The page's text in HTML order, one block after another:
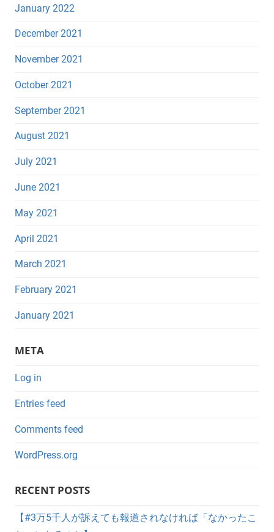
January 2022
December 2021
November 2021
October 2021
September 2021
August 2021
July 2021
June 2021
May 2021
April 2021
March 2021
February 2021
January 2021
META
Log in
Entries feed
Comments feed
WordPress.org
RECENT POSTS
【#3万5千人が訴えても報道されなければ「なかったこ